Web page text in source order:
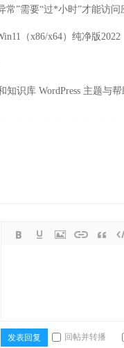
常”需要“过*小时”才能访问
（x86/x64）纯净版2022
知识库 WordPress 主题与
发表回复 回帖并转播